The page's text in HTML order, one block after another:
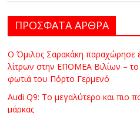
ΠΡΟΣΦΑΤΑ ΑΡΘΡΑ
Ο Όμιλος Σαρακάκη παραχώρησε
λίτρων στην ΕΠΟΜΕΑ Βιλίων –
φωτιά του Πόρτο Γερμενό
Audi Q9: Το μεγαλύτερο και πιο
μάρκας